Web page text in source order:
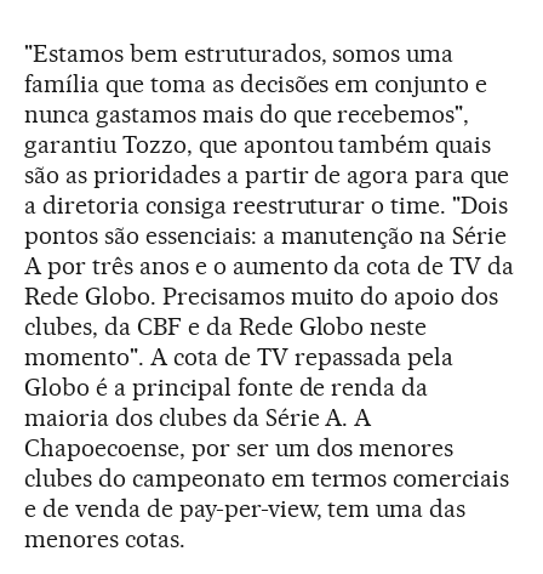
"Estamos bem estruturados, somos uma
família que toma as decisões em conjunto e
nunca gastamos mais do que recebemos",
garantiu Tozzo, que apontou também quais
são as prioridades a partir de agora para que
a diretoria consiga reestruturar o time. "Dois
pontos são essenciais: a manutenção na Série
A por três anos e o aumento da cota de TV da
Rede Globo. Precisamos muito do apoio dos
clubes, da CBF e da Rede Globo neste
momento". A cota de TV repassada pela
Globo é a principal fonte de renda da
maioria dos clubes da Série A. A
Chapoecoense, por ser um dos menores
clubes do campeonato em termos comerciais
e de venda de pay-per-view, tem uma das
menores cotas.